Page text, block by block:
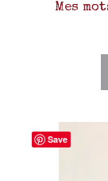
Mes
Save